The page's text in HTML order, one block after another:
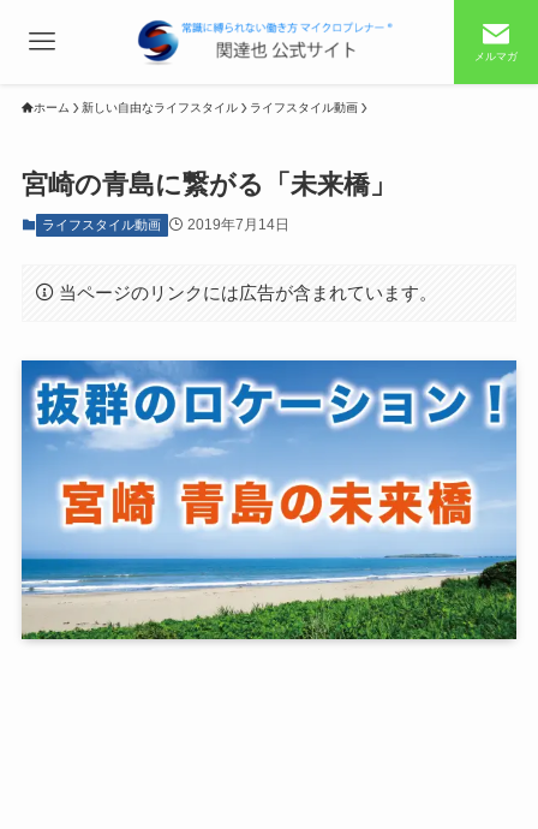
メルマガ
ホーム 新しい自由なライフスタイル ライフスタイル動画
宮崎の青島に繋がる「未来橋」
ライフスタイル動画 2019年7月14日
当ページのリンクには広告が含まれています。